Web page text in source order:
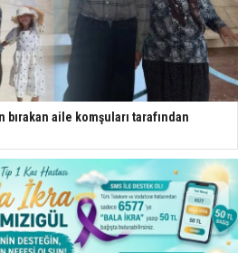
aile komşuları tarafından